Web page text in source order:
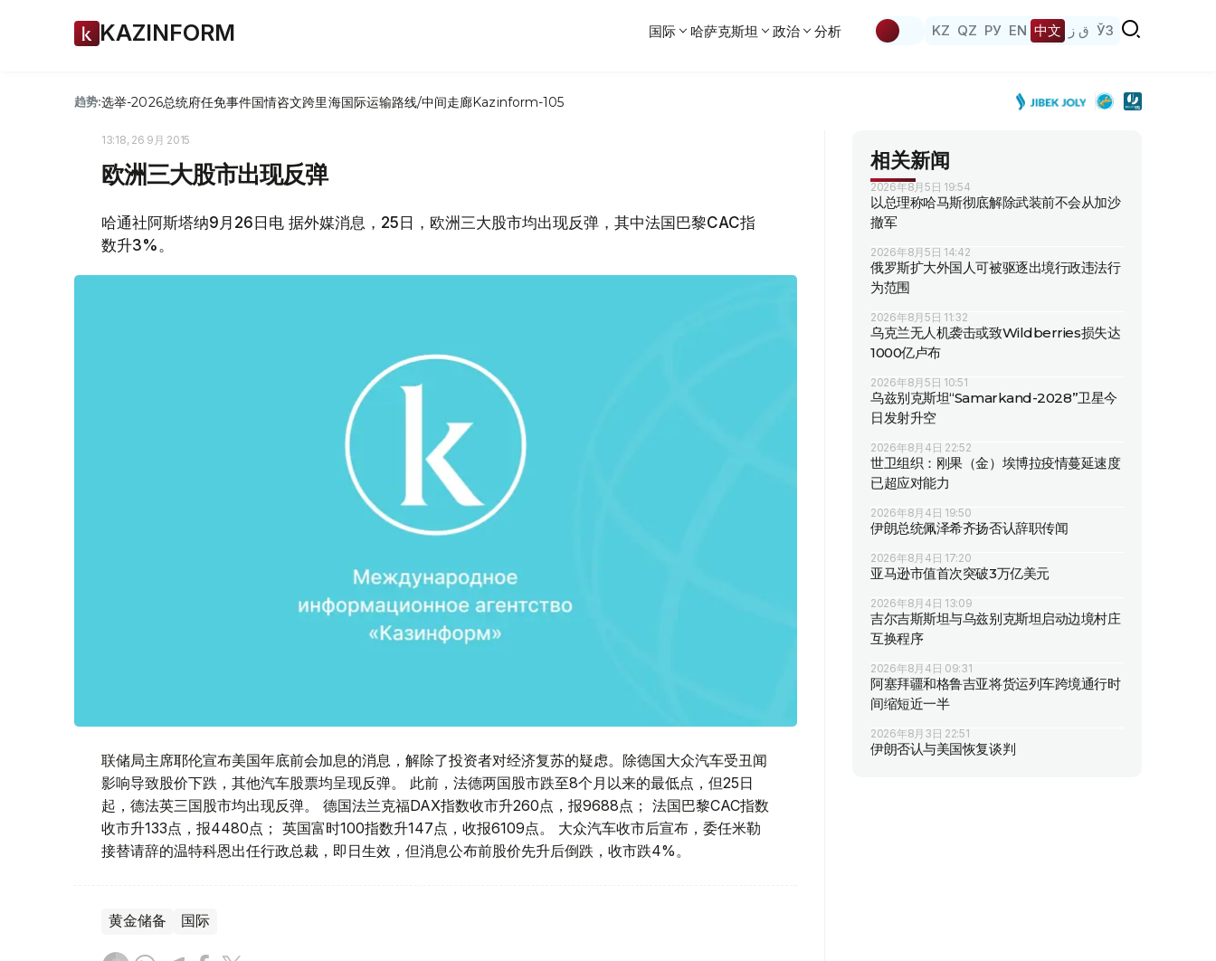
KAZINFORM 国际 哈萨克斯坦 政治 分析 KZ QZ РУ EN 中文 ق ز ЎЗ
趋势:选举-2026总统府任免事件国情咨文跨里海国际运输路线/中间走廊Kazinform-105
13:18, 26 9月 2015
欧洲三大股市出现反弹
哈通社阿斯塔纳9月26日电 据外媒消息，25日，欧洲三大股市均出现反弹，其中法国巴黎CAC指
数升3%。
联储局主席耶伦宣布美国年底前会加息的消息，解除了投资者对经济复苏的疑虑。除德国大众汽车受丑闻
影响导致股价下跌，其他汽车股票均呈现反弹。 此前，法德两国股市跌至8个月以来的最低点，但25日
起，德法英三国股市均出现反弹。 德国法兰克福DAX指数收市升260点，报9688点； 法国巴黎CAC指数
收市升133点，报4480点； 英国富时100指数升147点，收报6109点。 大众汽车收市后宣布，委任米勒
接替请辞的温特科恩出任行政总裁，即日生效，但消息公布前股价先升后倒跌，收市跌4%。
黄金储备 国际
相关新闻
2026年8月5日 19:54
以总理称哈马斯彻底解除武装前不会从加沙
撤军
2026年8月5日 14:42
俄罗斯扩大外国人可被驱逐出境行政违法行
为范围
2026年8月5日 11:32
乌克兰无人机袭击或致Wildberries损失达
1000亿卢布
2026年8月5日 10:51
乌兹别克斯坦“Samarkand-2028”卫星今
日发射升空
2026年8月4日 22:52
世卫组织：刚果（金）埃博拉疫情蔓延速度
已超应对能力
2026年8月4日 19:50
伊朗总统佩泽希齐扬否认辞职传闻
2026年8月4日 17:20
亚马逊市值首次突破3万亿美元
2026年8月4日 13:09
吉尔吉斯斯坦与乌兹别克斯坦启动边境村庄
互换程序
2026年8月4日 09:31
阿塞拜疆和格鲁吉亚将货运列车跨境通行时
间缩短近一半
2026年8月3日 22:51
伊朗否认与美国恢复谈判